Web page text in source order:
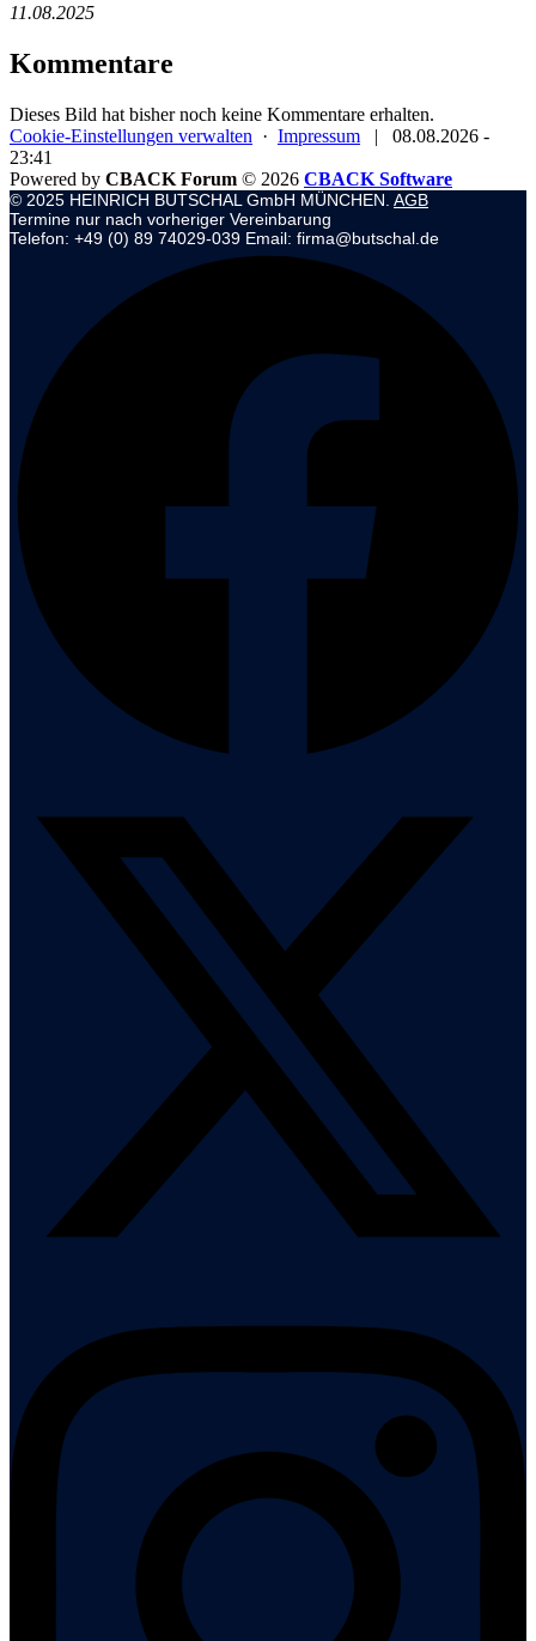
11.08.2025
Kommentare
Dieses Bild hat bisher noch keine Kommentare erhalten.
Cookie-Einstellungen verwalten · Impressum |
08.08.2026 -
23:41
Powered by CBACK Forum © 2026 CBACK Software
© 2025 HEINRICH BUTSCHAL GmbH MÜNCHEN. AGB
Termine nur nach vorheriger Vereinbarung
Telefon: +49 (0) 89 74029-039 Email: firma@butschal.de